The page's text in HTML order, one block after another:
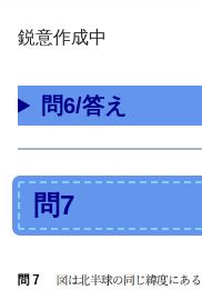
鋭意作成中
問6/答え
問7